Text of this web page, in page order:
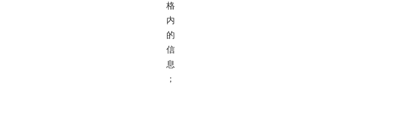
格
内
的
信
息
；